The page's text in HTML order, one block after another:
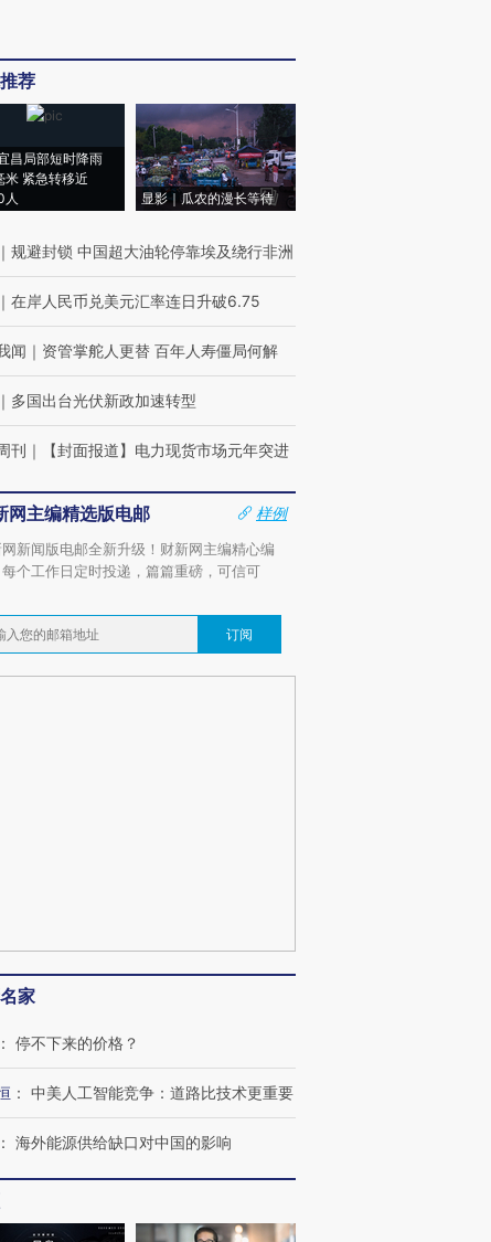
的吸金
产们甘
马航飞行员跨国走私7万
粒摇头丸 尿检体内含3种
视线｜被称为“蟑螂”的印
荐
昌局部短时降雨
米 紧急转移近
显影｜瓜农的漫长等待
｜ 规避封锁 中国超大油轮停靠埃及绕行非洲
｜ 在岸人民币兑美元汇率连日升破6.75
闻 ｜ 资管掌舵人更替 百年人寿僵局何解
｜ 多国出台光伏新政加速转型
刊 ｜ 【封面报道】电力现货市场元年突进
网主编精选版电邮
样例
新闻版电邮全新升级！财新网主编精心编
个工作日定时投递，篇篇重磅，可信可
订阅
家
： 停不下来的价格？
： 中美人工智能竞争：道路比技术更重要
： 海外能源供给缺口对中国的影响